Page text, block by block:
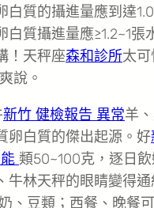
質的攝進量應到達
質攝進量應≥1.2~1張
！天秤座森和診所太
說。
新竹 健檢報告 異常羊
卵白質的傑出起源。好
類50~100克，逐日
牛林天秤的眼睛變得
、豆類；西餐、晚餐